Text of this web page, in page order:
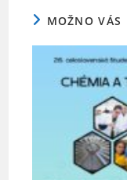
k
MOŽNO VÁS